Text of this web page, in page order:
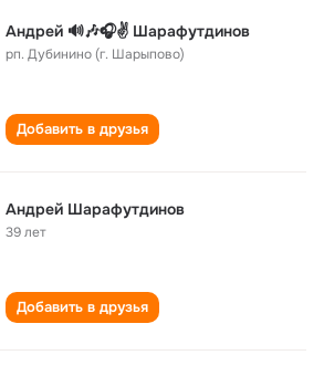
Андрей 🔊🎶🎧✌️ Шарафутдинов
рп. Дубинино (г. Шарыпово)
Добавить в друзья
Андрей Шарафутдинов
39 лет
Добавить в друзья